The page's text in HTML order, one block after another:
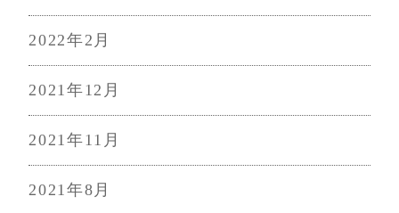
2022年2月
2021年12月
2021年11月
2021年8月